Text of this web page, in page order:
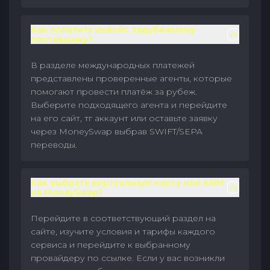
Как оплатить инвойс зарубежному
поставщику?
В разделе международных платежей
представлены проверенные агенты, которые
помогают провести платёж за рубеж.
Выберите подходящего агента и перейдите
на его сайт, тг аккаунт или оставьте заявку
через MoneySwap выбрав SWIFT/SEPA
переводы.
Как выбрать виртуальную карту или eSIM
на MoneySwap?
Перейдите в соответствующий раздел на
сайте, изучите условия и тарифы каждого
сервиса и перейдите к выбранному
провайдеру по ссылке. Если у вас возникли